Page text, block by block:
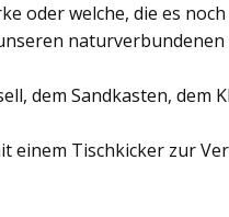
oder welche, die es
dem Sandkasten, dem
einem Tischkicker zur